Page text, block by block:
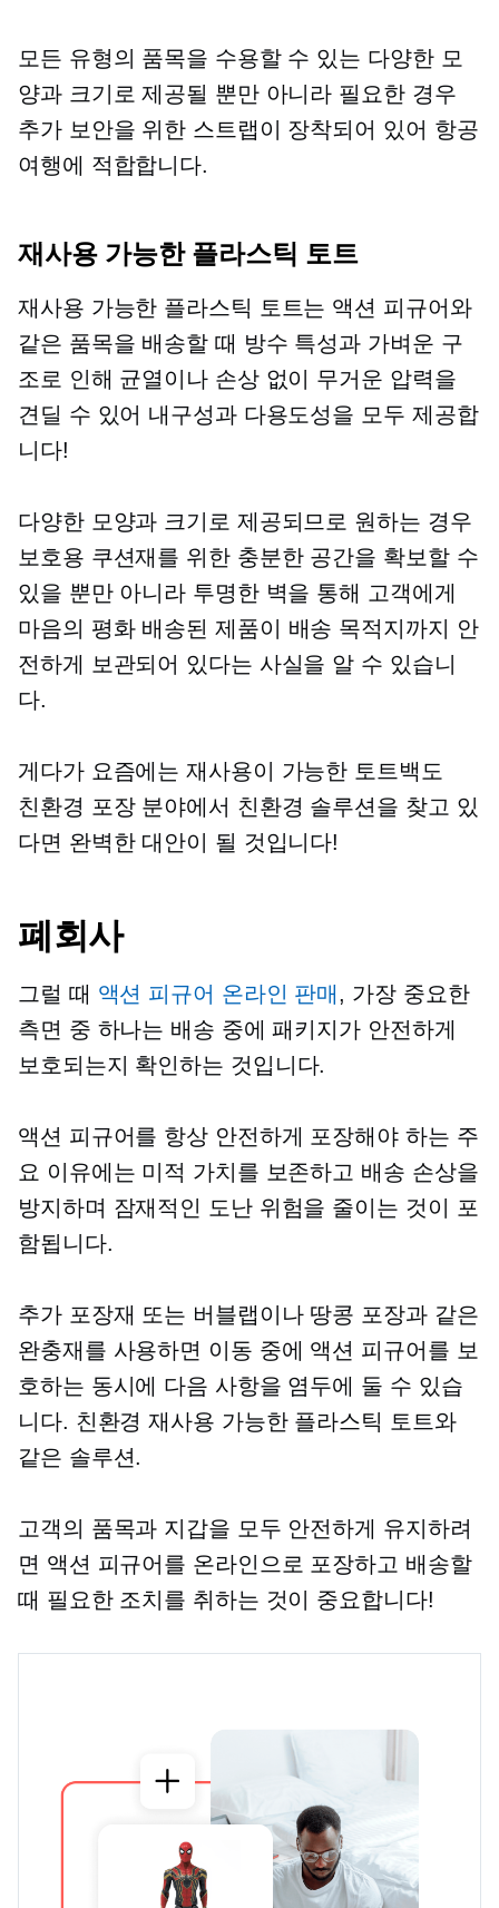
모든 유형의 품목을 수용할 수 있는 다양한 모
양과 크기로 제공될 뿐만 아니라 필요한 경우
추가 보안을 위한 스트랩이 장착되어 있어 항공
여행에 적합합니다.
재사용 가능한 플라스틱 토트
재사용 가능한 플라스틱 토트는 액션 피규어와
같은 품목을 배송할 때 방수 특성과 가벼운 구
조로 인해 균열이나 손상 없이 무거운 압력을
견딜 수 있어 내구성과 다용도성을 모두 제공합
니다!
다양한 모양과 크기로 제공되므로 원하는 경우
보호용 쿠션재를 위한 충분한 공간을 확보할 수
있을 뿐만 아니라 투명한 벽을 통해 고객에게
마음의 평화배송된 제품이 배송 목적지까지 안
전하게 보관되어 있다는 사실을 알 수 있습니
다.
게다가 요즘에는 재사용이 가능한 토트백도
친환경 포장 분야에서 친환경 솔루션을 찾고 있
다면 완벽한 대안이 될 것입니다!
폐회사
그럴 때 액션 피규어 온라인 판매 , 가장 중요한
측면 중 하나는 배송 중에 패키지가 안전하게
보호되는지 확인하는 것입니다.
액션 피규어를 항상 안전하게 포장해야 하는 주
요 이유에는 미적 가치를 보존하고 배송 손상을
방지하며 잠재적인 도난 위험을 줄이는 것이 포
함됩니다.
추가 포장재 또는 버블랩이나 땅콩 포장과 같은
완충재를 사용하면 이동 중에 액션 피규어를 보
호하는 동시에 다음 사항을 염두에 둘 수 있습
니다. 친환경 재사용 가능한 플라스틱 토트와
같은 솔루션.
고객의 품목과 지갑을 모두 안전하게 유지하려
면 액션 피규어를 온라인으로 포장하고 배송할
때 필요한 조치를 취하는 것이 중요합니다!